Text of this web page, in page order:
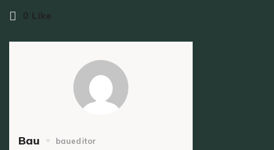
0 Like
Bau baueditor